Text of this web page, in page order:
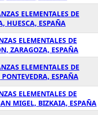
ELEMENTALES DE
HUESCA, ESPAÑA
ELEMENTALES DE
ZARAGOZA, ESPAÑA
ELEMENTALES DE
ESPAÑA
ELEMENTALES DE
MIGEL, BIZKAIA, ESPAÑA